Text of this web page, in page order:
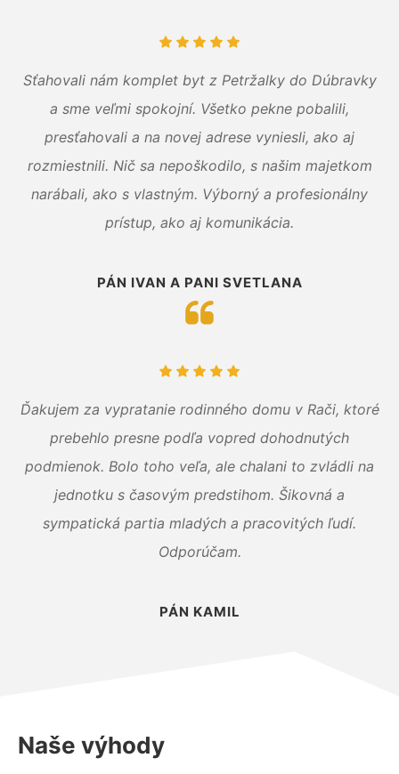
Sťahovali nám komplet byt z Petržalky do Dúbravky
a sme veľmi spokojní. Všetko pekne pobalili,
presťahovali a na novej adrese vyniesli, ako aj
rozmiestnili. Nič sa nepoškodilo, s našim majetkom
narábali, ako s vlastným. Výborný a profesionálny
prístup, ako aj komunikácia.
PÁN IVAN A PANI SVETLANA
Ďakujem za vypratanie rodinného domu v Rači, ktoré
prebehlo presne podľa vopred dohodnutých
podmienok. Bolo toho veľa, ale chalani to zvládli na
jednotku s časovým predstihom. Šikovná a
sympatická partia mladých a pracovitých ľudí.
Odporúčam.
PÁN KAMIL
Naše výhody